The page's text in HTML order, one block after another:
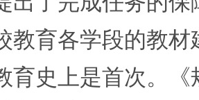
教育各学段的教
育史上是首次。